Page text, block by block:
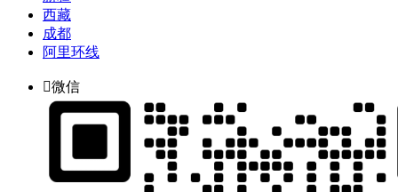
西藏
成都
阿里环线
微信